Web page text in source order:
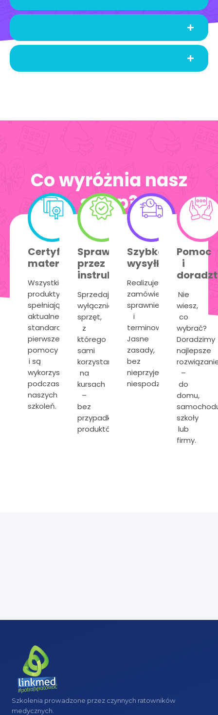
Co wyróżnia nasz
sklep?
Certyfikowane
materiały
Wszystkie
produkty
spełniają
aktualne
standardy
pierwszej
pomocy
i są
wykorzystywane
podczas
naszych
szkoleń.
Sprawdzone
przez
instruktorów
Sprzedajemy
wyłącznie
sprzęt,
z
którego
sami
korzystamy
na
kursach
–
bez
przypadkowych
produktów.
Szybka
wysyłka
Realizujemy
zamówienia
sprawnie
i
terminowo.
Jasne
zasady,
bez
nieprzyjemnych
niespodzianek.
Pomoc
i
Nie
wiesz,
co
wybrać?
Doradzimy
najlepsze
–
do
domu,
szkoły
lub
firmy.
Szkolenia prowadzone przez czynnych ratowników
medycznych.